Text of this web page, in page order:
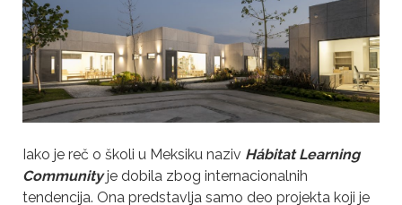
Iako je reč o školi u Meksiku naziv HábitatLearning
Community je dobila zbog internacionalnih
tendencija. Ona predstavlja samo deo projekta koji je